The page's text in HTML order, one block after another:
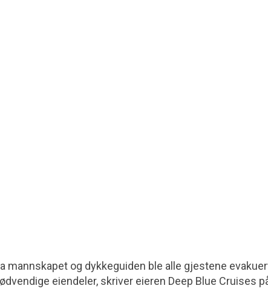
og dykkeguiden ble alle gjestene
eiendeler, skriver eieren Deep Blue Cruises